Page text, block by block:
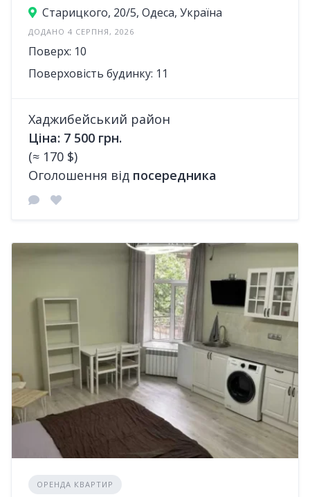
Старицкого, 20/5, Одеса, Україна
ДОДАНО 4 СЕРПНЯ, 2026
Поверх: 10
Поверховість будинку: 11
Хаджибейський район
Ціна: 7 500 грн.
(≈ 170 $)
Оголошення від посередника
ОРЕНДА КВАРТИР